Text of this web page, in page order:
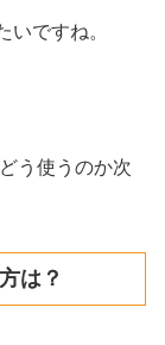
ですね。
う使うのか次
は？